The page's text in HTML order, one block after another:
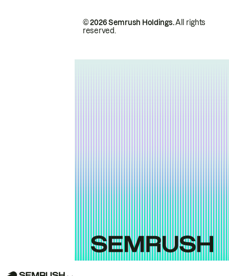
© 2026 Semrush Holdings.All rights
reserved.